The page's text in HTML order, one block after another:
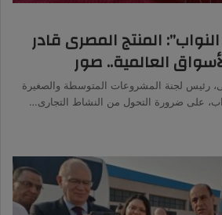
المنتج المصرى قادر
العالمية.. صور
رئيس لجنة المشروعات المتوسطة والصغيرة
على ضرورة التحول من النشاط التجارى…